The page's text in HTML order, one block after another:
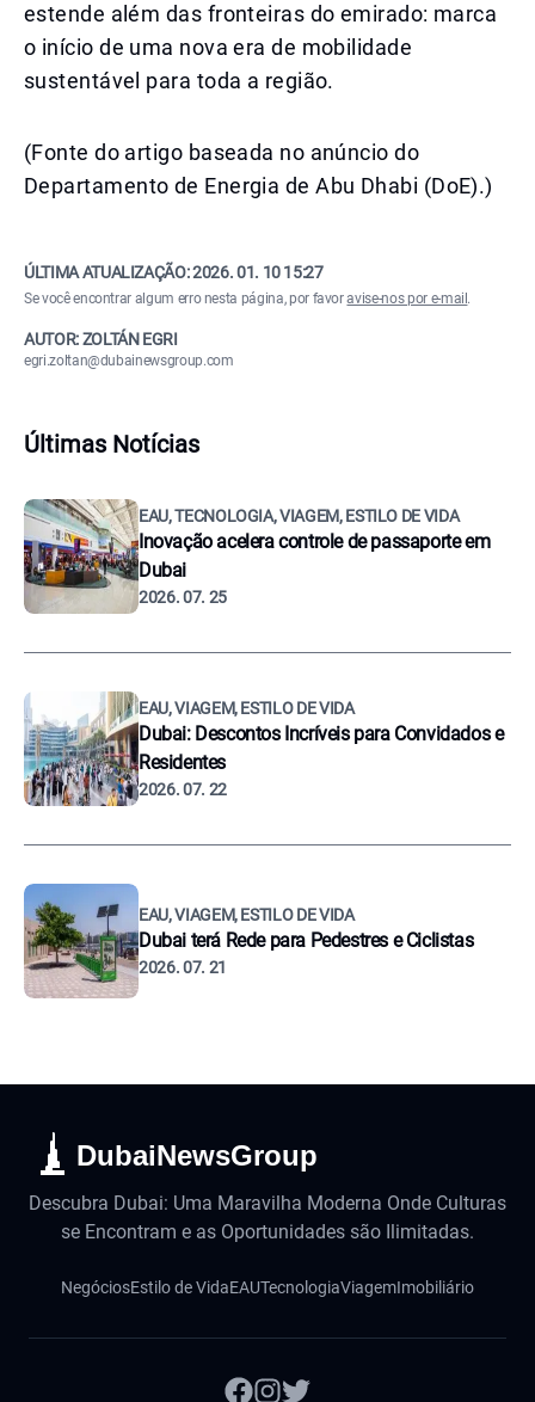
estende além das fronteiras do emirado: marca
o início de uma nova era de mobilidade
sustentável para toda a região.
(Fonte do artigo baseada no anúncio do
Departamento de Energia de Abu Dhabi (DoE).)
ÚLTIMA ATUALIZAÇÃO:2026. 01. 10 15:27
Se você encontrar algum erro nesta página, por favoravise-nos por e-mail .
AUTOR: ZOLTÁN EGRI
egri.zoltan@dubainewsgroup.com
Últimas Notícias
EAU, TECNOLOGIA, VIAGEM, ESTILO DE VIDA
Inovação acelera controle de passaporte em
Dubai
2026. 07. 25
EAU, VIAGEM, ESTILO DE VIDA
Dubai: Descontos Incríveis para Convidados e
Residentes
2026. 07. 22
EAU, VIAGEM, ESTILO DE VIDA
Dubai terá Rede para Pedestres e Ciclistas
2026. 07. 21
DubaiNewsGroup
Descubra Dubai: Uma Maravilha Moderna Onde Culturas
se Encontram e as Oportunidades são Ilimitadas.
NegóciosEstilo de VidaEAUTecnologiaViagemImobiliário